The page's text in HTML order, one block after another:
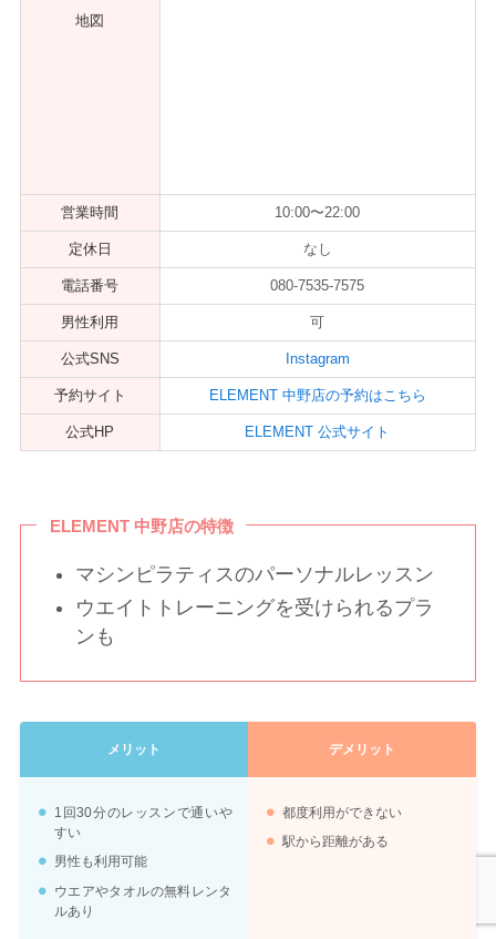
地図
営業時間 10:00〜22:00
定休日 なし
電話番号 080-7535-7575
男性利用 可
公式SNS Instagram
予約サイト ELEMENT 中野店の予約はこちら
公式HP ELEMENT 公式サイト
ELEMENT 中野店の特徴
マシンピラティスのパーソナルレッスン
ウエイトトレーニングを受けられるプラ
ンも
メリット デメリット
1回30分のレッスンで通いや
すい
男性も利用可能
ウエアやタオルの無料レンタ
ルあり
都度利用ができない
駅から距離がある